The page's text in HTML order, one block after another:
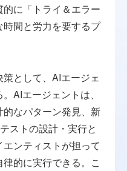
に「トライ＆エラー
間と労力を要するプ
として、AIエージェ
AIエージェントは、
なパターン発見、新
ストの設計・実行と
ンティストが担って
的に実行できる。こ